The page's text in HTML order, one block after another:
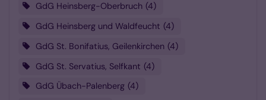
GdG Heinsberg-Oberbruch 4
GdG Heinsberg und Waldfeucht 4
GdG St. Bonifatius, Geilenkirchen 4
GdG St. Servatius, Selfkant 4
GdG Übach-Palenberg 4